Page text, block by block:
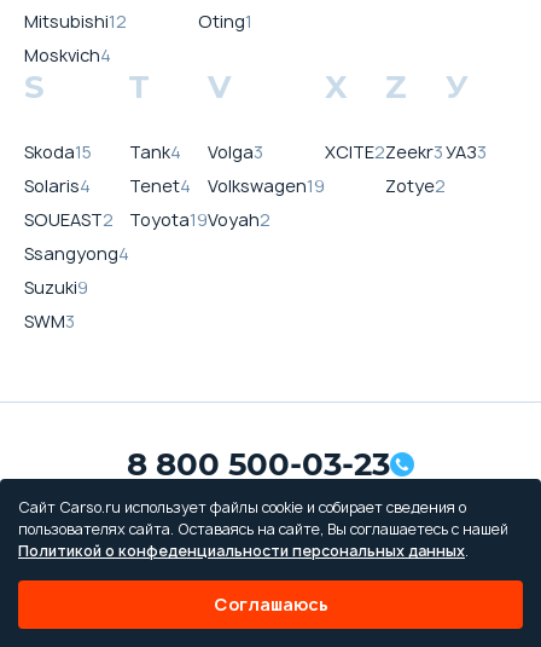
Mitsubishi12
Moskvich4
Oting1
S
Skoda15
Solaris4
SOUEAST2
Ssangyong4
Suzuki9
SWM3
T
Tank4
Tenet4
Toyota19
V
Volga3
Volkswagen19
Voyah2
X
XCITE2
Z
Zeekr3
Zotye2
У
УАЗ3
8 800 500-03-23
Привольная улица, 2, к5
Сайт Carso.ru использует файлы cookie и собирает сведения о
пользователях сайта. Оставаясь на сайте, Вы соглашаетесь с нашей
Политикой о конфеденциальности персональных данных.
Соглашаюсь